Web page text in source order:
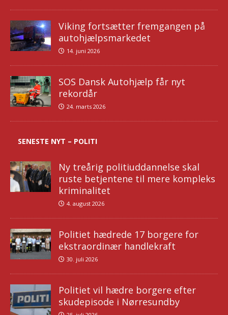
Viking fortsætter fremgangen på
autohjælpsmarkedet
14. juni 2026
SOS Dansk Autohjælp får nyt
rekordår
24. marts 2026
SENESTE NYT – POLITI
Ny treårig politiuddannelse skal
ruste betjentene til mere kompleks
kriminalitet
4. august 2026
Politiet hædrede 17 borgere for
ekstraordinær handlekraft
30. juli 2026
Politiet vil hædre borgere efter
skudepisode i Nørresundby